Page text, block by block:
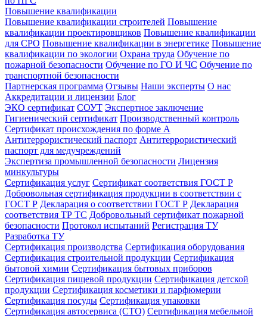
Повышение квалификации
Повышение квалификации строителей Повышение
квалификации проектировщиков Повышение квалификации
для СРО Повышение квалификации в энергетике Повышение
квалификации по экологии Охрана труда Обучение по
пожарной безопасности Обучение по ГО И ЧС Обучение по
транспортной безопасности
Партнерская программа Отзывы Наши эксперты О нас
Аккредитации и лицензии Блог
ЭКО сертификат СОУТ Экспертное заключение
Гигиенический сертификат Производственный контроль
Сертификат происхождения по форме А
Антитеррористический паспорт Антитеррористический
паспорт для медучреждений
Экспертиза промышленной безопасности Лицензия
минкультуры
Сертификация услуг Сертификат соответствия ГОСТ Р
Добровольная сертификация продукции в соответствии с
ГОСТ Р Декларация о соответствии ГОСТ Р Декларация
соответствия ТР ТС Добровольный сертификат пожарной
безопасности Протокол испытаний Регистрация ТУ
Разработка ТУ
Сертификация производства Сертификация оборудования
Сертификация строительной продукции Сертификация
бытовой химии Сертификация бытовых приборов
Сертификация пищевой продукции Сертификация детской
продукции Сертификация косметики и парфюмерии
Сертификация посуды Сертификация упаковки
Сертификация автосервиса (СТО) Сертификация мебельной